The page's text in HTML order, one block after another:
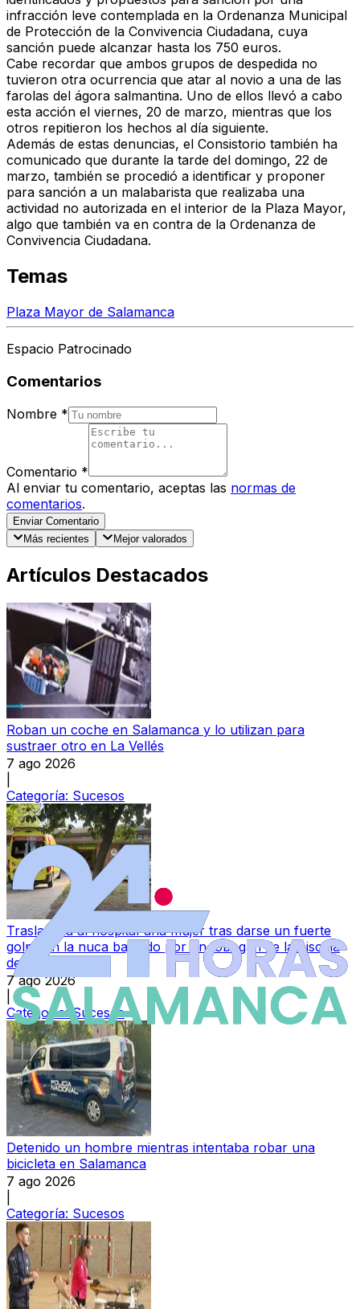
infracción leve contemplada en la Ordenanza Municipal
de Protección de la Convivencia Ciudadana, cuya
sanción puede alcanzar hasta los 750 euros.
Cabe recordar que ambos grupos de despedida no
tuvieron otra ocurrencia que atar al novio a una de las
farolas del ágora salmantina. Uno de ellos llevó a cabo
esta acción el viernes, 20 de marzo, mientras que los
otros repitieron los hechos al día siguiente.
Además de estas denuncias, el Consistorio también ha
comunicado que durante la tarde del domingo, 22 de
marzo, también se procedió a identificar y proponer
para sanción a un malabarista que realizaba una
actividad no autorizada en el interior de la Plaza Mayor,
algo que también va en contra de la Ordenanza de
Convivencia Ciudadana.
Temas
Plaza Mayor de Salamanca
Espacio Patrocinado
Comentarios
Nombre *
Comentario *
Al enviar tu comentario, aceptas las normas de
comentarios.
Enviar Comentario
Más recientes
Mejor valorados
Artículos Destacados
Roban un coche en Salamanca y lo utilizan para
sustraer otro en La Vellés
7 ago 2026
Categoría: Sucesos
Trasladada al hospital una mujer tras darse un fuerte
golpe en la nuca bajando por un tobogán de la piscina
de La Aldehuela
7 ago 2026
Categoría: Sucesos
Detenido un hombre mientras intentaba robar una
bicicleta en Salamanca
7 ago 2026
Categoría: Sucesos